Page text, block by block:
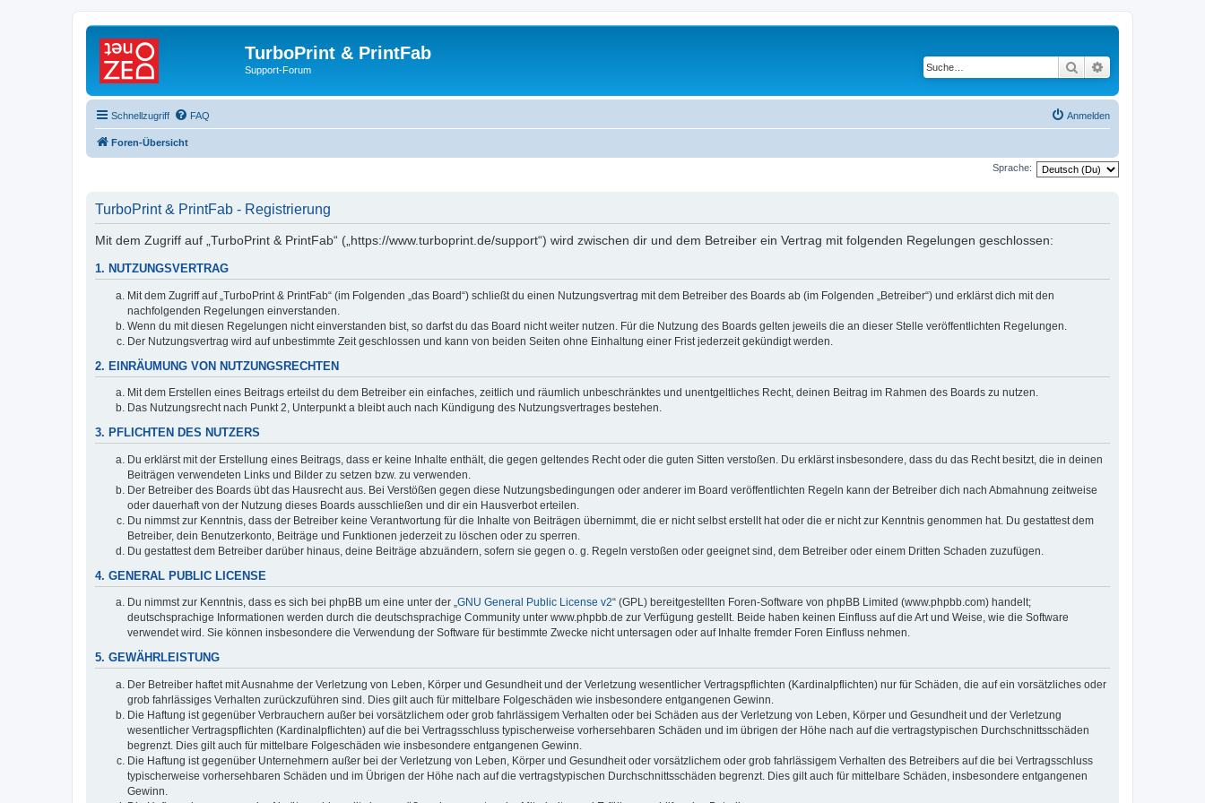
TurboPrint & PrintFab
Support-Forum Suche
Schnellzugriff FAQ Anmelden
Foren-Übersicht
Sprache:
TurboPrint & PrintFab - Registrierung
Mit dem Zugriff auf „TurboPrint & PrintFab“ („https://www.turboprint.de/support“) wird zwischen dir und dem Betreiber ein Vertrag mit folgenden Regelungen geschlossen:
1. NUTZUNGSVERTRAG
Mit dem Zugriff auf „TurboPrint & PrintFab“ (im Folgenden „das Board“) schließt du einen Nutzungsvertrag mit dem Betreiber des Boards ab (im Folgenden „Betreiber“) und erklärst dich mit den
nachfolgenden Regelungen einverstanden.
Wenn du mit diesen Regelungen nicht einverstanden bist, so darfst du das Board nicht weiter nutzen. Für die Nutzung des Boards gelten jeweils die an dieser Stelle veröffentlichten Regelungen.
Der Nutzungsvertrag wird auf unbestimmte Zeit geschlossen und kann von beiden Seiten ohne Einhaltung einer Frist jederzeit gekündigt werden.
2. EINRÄUMUNG VON NUTZUNGSRECHTEN
Mit dem Erstellen eines Beitrags erteilst du dem Betreiber ein einfaches, zeitlich und räumlich unbeschränktes und unentgeltliches Recht, deinen Beitrag im Rahmen des Boards zu nutzen.
Das Nutzungsrecht nach Punkt 2, Unterpunkt a bleibt auch nach Kündigung des Nutzungsvertrages bestehen.
3. PFLICHTEN DES NUTZERS
Du erklärst mit der Erstellung eines Beitrags, dass er keine Inhalte enthält, die gegen geltendes Recht oder die guten Sitten verstoßen. Du erklärst insbesondere, dass du das Recht besitzt, die in deinen
Beiträgen verwendeten Links und Bilder zu setzen bzw. zu verwenden.
Der Betreiber des Boards übt das Hausrecht aus. Bei Verstößen gegen diese Nutzungsbedingungen oder anderer im Board veröffentlichten Regeln kann der Betreiber dich nach Abmahnung zeitweise
oder dauerhaft von der Nutzung dieses Boards ausschließen und dir ein Hausverbot erteilen.
Du nimmst zur Kenntnis, dass der Betreiber keine Verantwortung für die Inhalte von Beiträgen übernimmt, die er nicht selbst erstellt hat oder die er nicht zur Kenntnis genommen hat. Du gestattest dem
Betreiber, dein Benutzerkonto, Beiträge und Funktionen jederzeit zu löschen oder zu sperren.
Du gestattest dem Betreiber darüber hinaus, deine Beiträge abzuändern, sofern sie gegen o. g. Regeln verstoßen oder geeignet sind, dem Betreiber oder einem Dritten Schaden zuzufügen.
4. GENERAL PUBLIC LICENSE
Du nimmst zur Kenntnis, dass es sich bei phpBB um eine unter der „GNU General Public License v2“ (GPL) bereitgestellten Foren-Software von phpBB Limited (www.phpbb.com) handelt;
deutschsprachige Informationen werden durch die deutschsprachige Community unter www.phpbb.de zur Verfügung gestellt. Beide haben keinen Einfluss auf die Art und Weise, wie die Software
verwendet wird. Sie können insbesondere die Verwendung der Software für bestimmte Zwecke nicht untersagen oder auf Inhalte fremder Foren Einfluss nehmen.
5. GEWÄHRLEISTUNG
Der Betreiber haftet mit Ausnahme der Verletzung von Leben, Körper und Gesundheit und der Verletzung wesentlicher Vertragspflichten (Kardinalpflichten) nur für Schäden, die auf ein vorsätzliches oder
grob fahrlässiges Verhalten zurückzuführen sind. Dies gilt auch für mittelbare Folgeschäden wie insbesondere entgangenen Gewinn.
Die Haftung ist gegenüber Verbrauchern außer bei vorsätzlichem oder grob fahrlässigem Verhalten oder bei Schäden aus der Verletzung von Leben, Körper und Gesundheit und der Verletzung
wesentlicher Vertragspflichten (Kardinalpflichten) auf die bei Vertragsschluss typischerweise vorhersehbaren Schäden und im übrigen der Höhe nach auf die vertragstypischen Durchschnittsschäden
begrenzt. Dies gilt auch für mittelbare Folgeschäden wie insbesondere entgangenen Gewinn.
Die Haftung ist gegenüber Unternehmern außer bei der Verletzung von Leben, Körper und Gesundheit oder vorsätzlichem oder grob fahrlässigem Verhalten des Betreibers auf die bei Vertragsschluss
typischerweise vorhersehbaren Schäden und im Übrigen der Höhe nach auf die vertragstypischen Durchschnittsschäden begrenzt. Dies gilt auch für mittelbare Schäden, insbesondere entgangenen
Gewinn.